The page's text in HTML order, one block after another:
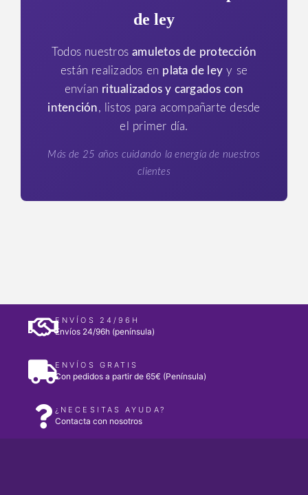
de ley
Todos nuestrosamuletos de protección
están realizados en plata de ley y se
envían ritualizados y cargados con
intención, listos para acompañarte desde
el primer día.
Más de 25 años cuidando la energía de nuestros
clientes
ENVÍOS 24/96H
Envíos 24/96h (península)
ENVÍOS GRATIS
Con pedidos a partir de 65€ (Península)
¿NECESITAS AYUDA?
Contacta con nosotros